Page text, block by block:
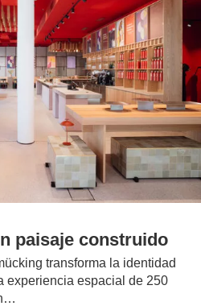
paisaje construido
transforma la identidad
experiencia espacial de 250